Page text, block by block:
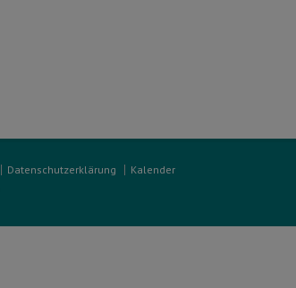
Datenschutzerklärung
Kalender